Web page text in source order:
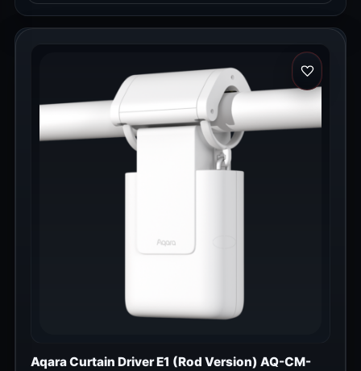
Aqara Curtain Driver E1 (Rod Version) AQ-CM-